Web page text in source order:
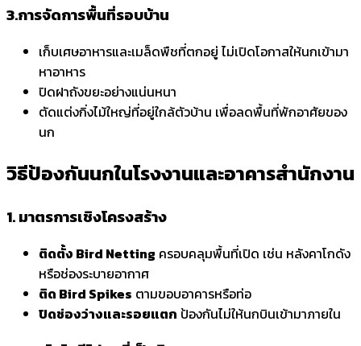
3.การจัดการพื้นที่รอบบ้าน
เก็บเศษอาหารและเมล็ดพืชที่ตกอยู่ ไม่เปิดโอกาสให้นกเข้ามา
หาอาหาร
ปิดฝาถังขยะอย่างแน่นหนา
ตัดแต่งกิ่งไม้ใหญ่ที่อยู่ใกล้ตัวบ้าน เพื่อลดพื้นที่พักอาศัยของ
นก
วิธีป้องกันนกในโรงงานและอาคารสำนักงาน
1. มาตรการเชิงโครงสร้าง
ติดตั้ง Bird Netting ครอบคลุมพื้นที่เปิด เช่น หลังคาโกดัง
หรือช่องระบายอากาศ
ติด Bird Spikes ตามขอบอาคารหรือท่อ
ปิดช่องว่างและรอยแตก ป้องกันไม่ให้นกบินเข้ามาภายใน